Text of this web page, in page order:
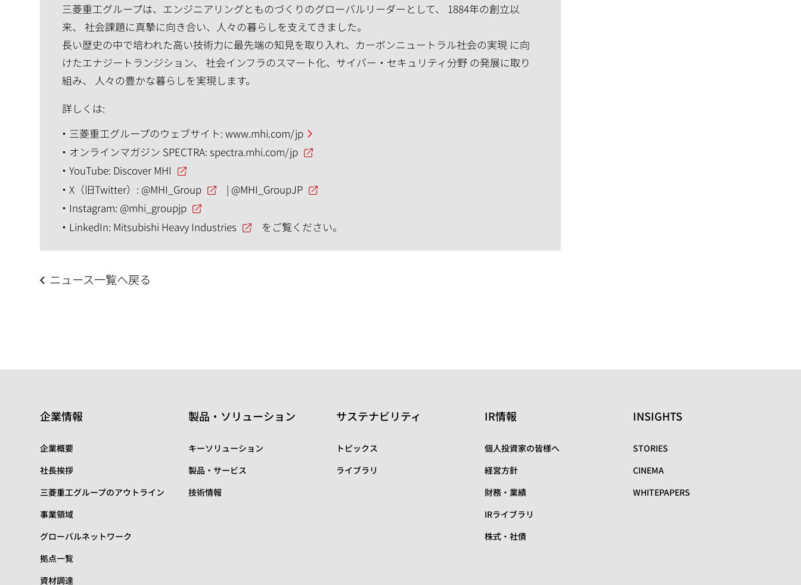
三菱重工グループは、エンジニアリングとものづくりのグローバルリーダーとして、 1884年の創立以
来、 社会課題に真摯に向き合い、人々の暮らしを支えてきました。
長い歴史の中で培われた高い技術力に最先端の知見を取り入れ、カーボンニュートラル社会の実現 に向
けたエナジートランジション、 社会インフラのスマート化、サイバー・セキュリティ分野 の発展に取り
組み、 人々の豊かな暮らしを実現します。
詳しくは:
三菱重工グループのウェブサイト: www.mhi.com/jp
オンラインマガジン SPECTRA: spectra.mhi.com/jp
YouTube: Discover MHI
X（旧Twitter）: @MHI_Group | @MHI_GroupJP
Instagram: @mhi_groupjp
LinkedIn: Mitsubishi Heavy Industries をご覧ください。
ニュース一覧へ戻る
企業情報
企業概要
社長挨拶
三菱重工グループのアウトライン
事業領域
グローバルネットワーク
拠点一覧
資材調達
製品・ソリューション
キーソリューション
製品・サービス
技術情報
サステナビリティ
トピックス
ライブラリ
IR情報
個人投資家の皆様へ
経営方針
財務・業績
IRライブラリ
株式・社債
INSIGHTS
STORIES
CINEMA
WHITEPAPERS